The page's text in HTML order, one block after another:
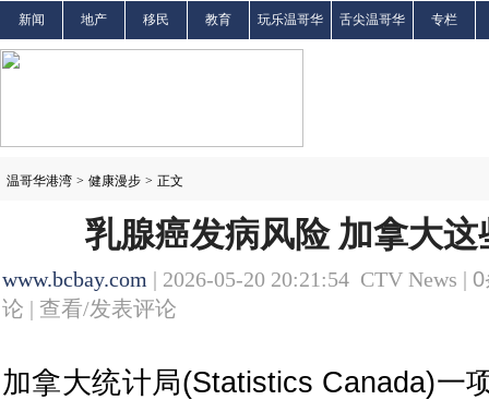
新闻 地产 移民 教育 玩乐温哥华 舌尖温哥华 专栏
温哥华港湾 > 健康漫步 > 正文
乳腺癌发病风险 加拿大
www.bcbay.com | 2026-05-20 20:21:54 CTV News | 0
论 | 查看/发表评论
加拿大统计局(Statistics Canada)一